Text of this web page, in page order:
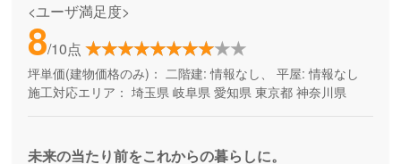
<ユーザ満足度>
8/10点
坪単価(建物価格のみ)： 二階建: 情報なし、 平屋: 情報なし
施工対応エリア： 埼玉県 岐阜県 愛知県 東京都 神奈川県
未来の当たり前をこれからの暮らしに。